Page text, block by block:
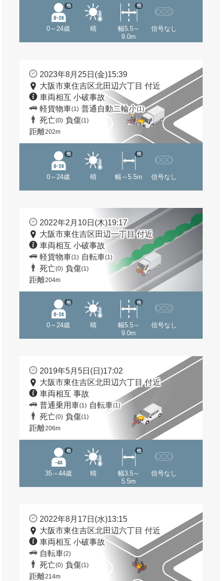
0～24歳
他
晴
幅5.5～
9.0m
他
信号なし
2023年8月25日(金)15:39
大阪市東住吉区北田辺六丁目 付近
車両相互 小破事故
軽貨物車(1) 普通自動二輪小(1)
死亡(0) 負傷(1)
距離202m
0～24歳
他
晴 幅～5.5m
他
信号なし
2022年2月10日(木)19:17
大阪市東住吉区田辺一丁目 付近
車両相互 小破事故
軽貨物車(1) 自転車(1)
死亡(0) 負傷(1)
距離204m
0～24歳
他
晴
幅5.5～
9.0m
他
信号なし
2019年5月5日(日)17:02
大阪市東住吉区北田辺六丁目 付近
車両相互 事故
普通乗用車(1) 自転車(1)
死亡(0) 負傷(1)
距離206m
35～44歳
他
晴
幅3.5～
5.5m
他
信号なし
2022年8月17日(水)13:15
大阪市東住吉区北田辺六丁目 付近
車両相互 小破事故
自転車(2)
死亡(0) 負傷(1)
距離214m